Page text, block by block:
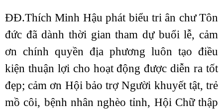
ĐĐ.Thích Minh Hậu phát biểu tri ân chư Tôn
đức đã dành thời gian tham dự buổi lễ, cảm
ơn chính quyền địa phương luôn tạo điều
kiện thuận lợi cho hoạt động được diễn ra tốt
đẹp; cảm ơn Hội bảo trợ Người khuyết tật, trẻ
mồ côi, bệnh nhân nghèo tỉnh, Hội Chữ thập